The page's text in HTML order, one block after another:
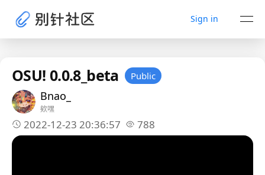
Sign in
OSU! 0.0.8_beta Public
Bnao_
欸嘿
2022-12-23 20:36:57 788